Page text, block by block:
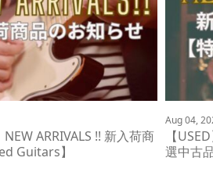
NEW ARRIVALS !! 新入荷商
Guitars】
Aug 04,
【
選中古